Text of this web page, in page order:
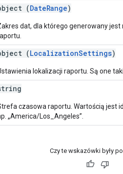
(DateRange)
dat, dla którego generowany
(LocalizationSettings)
lokalizacji raportu. Są one
czasowa raportu. Wartością jest
„America/Los_Angeles”.
Czy te wskazówki były